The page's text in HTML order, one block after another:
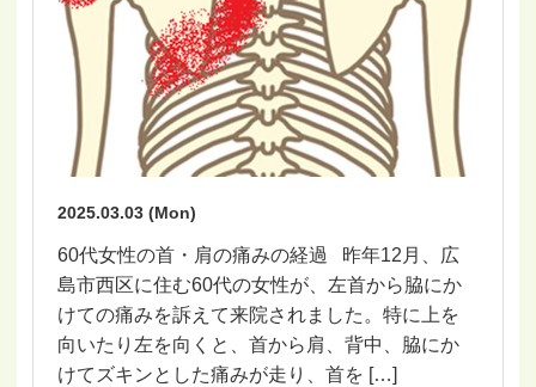
2025.03.03 (Mon)
60代女性の首・肩の痛みの経過 昨年12月、広
島市西区に住む60代の女性が、左首から脇にか
けての痛みを訴えて来院されました。特に上を
向いたり左を向くと、首から肩、背中、脇にか
けてズキンとした痛みが走り、首を […]